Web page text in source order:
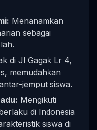
Menanamkan
sebagai
di Jl Gagak Lr 4,
memudahkan
jemput siswa.
Mengikuti
di Indonesia
siswa di